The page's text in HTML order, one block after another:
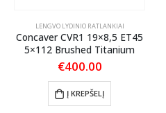
LENGVO LYDINIO RATLANKIAI
Concaver CVR1 19×8,5 ET45
5×112 Brushed Titanium
€400.00
Į KREPŠELĮ